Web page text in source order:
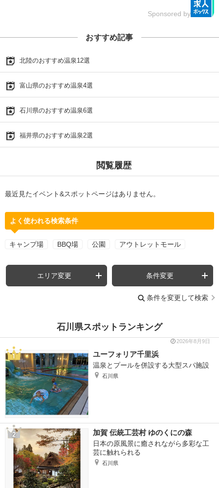
Sponsored by
おすすめ記事
北陸のおすすめ温泉12選
富山県のおすすめ温泉4選
石川県のおすすめ温泉6選
福井県のおすすめ温泉2選
閲覧履歴
最近見たイベント&スポットページはありません。
よく使われる検索条件
キャンプ場 BBQ場 公園 アウトレットモール
エリア変更 条件変更
条件を変更して検索
石川県スポットランキング
2026年8月9日
ユーフォリア千里浜
温泉とプールを併設する大型スパ施設
石川県
加賀 伝統工芸村 ゆのくにの森
日本の原風景に癒されながら多彩な工
芸に触れられる
石川県